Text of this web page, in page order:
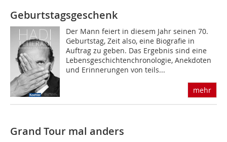
Geburtstagsgeschenk
Der Mann feiert in diesem Jahr seinen 70.
Geburtstag, Zeit also, eine Biografie in
Auftrag zu geben. Das Ergebnis sind eine
Lebensgeschichtenchronologie, Anekdoten
und Erinnerungen von teils...
mehr
Grand Tour mal anders